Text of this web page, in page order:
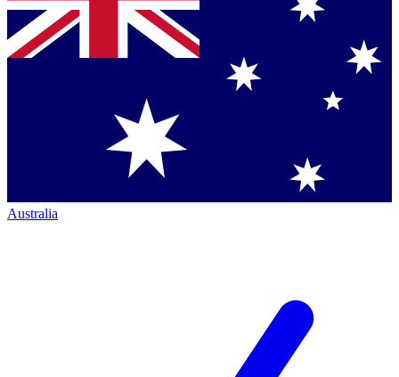
Australia